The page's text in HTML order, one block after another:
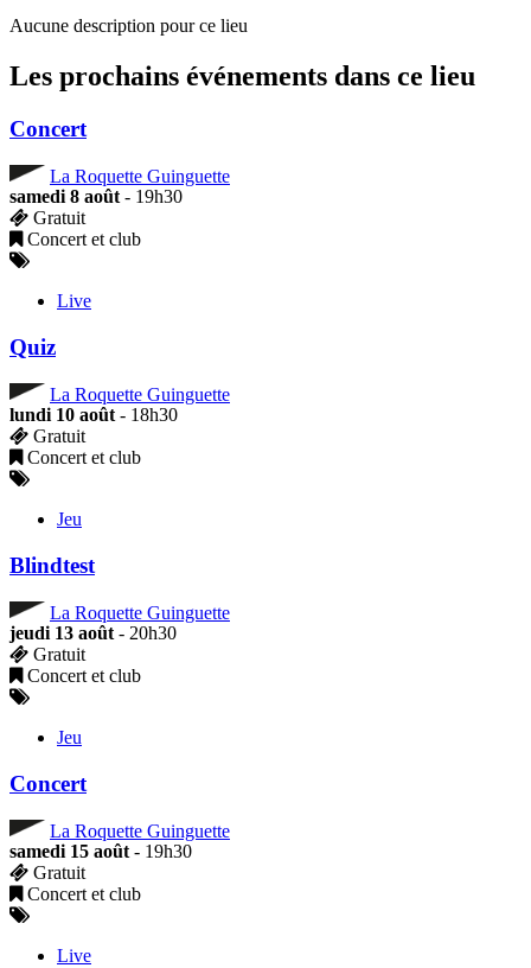
Aucune description pour ce lieu
Les prochains événements dans ce lieu
Concert
La Roquette Guinguette
samedi 8 août- 19h30
Gratuit
Concert et club
Live
Quiz
La Roquette Guinguette
lundi 10 août- 18h30
Gratuit
Concert et club
Jeu
Blindtest
La Roquette Guinguette
jeudi 13 août- 20h30
Gratuit
Concert et club
Jeu
Concert
La Roquette Guinguette
samedi 15 août- 19h30
Gratuit
Concert et club
Live